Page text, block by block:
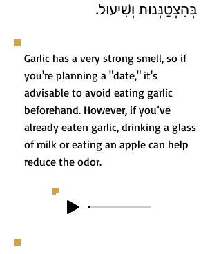
בְּהִצְטַנְּנוּת וְשִׁיעוּל.
Garlic has a very strong smell, so if
you're planning a "date," it's
advisable to avoid eating garlic
beforehand. However, if you’ve
already eaten garlic, drinking a glass
of milk or eating an apple can help
reduce the odor.